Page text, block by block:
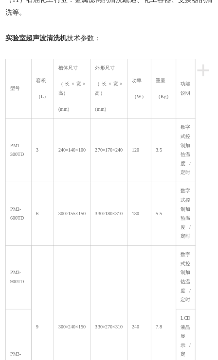
洗等。
实验室超声波清洗机技术参数：
+
型号
容积
（L）
槽体尺寸
（长×宽×
高）
(mm)
外形尺寸
（长×宽×
高）
(mm)
功率
（W）
重量
（Kg）
功能
说明
PM1-
300TD
3 240×140×100 270×170×240 120 3.5
数字
式控
制加
热温
度/
定时
PM2-
600TD
6 300×155×150 330×180×310 180 5.5
数字
式控
制加
热温
度/
定时
PM3-
900TD
9 300×240×150 330×270×310 240 7.8
数字
式控
制加
热温
度/
定时
PM3-
LCD
液晶
显
示/
定